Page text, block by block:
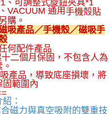
、 可調整式旋鈕夾具*1
VACUUM 通用手機殼貼
購。
吸產品／手機殼／磁吸手
何配件產品
二個月保固，不包含人為
產品，導致底座損壞，將
固範圍內
：
磁力與真空吸附的雙重技